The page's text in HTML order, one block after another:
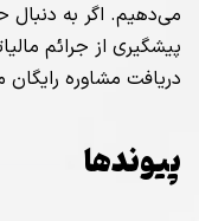
می‌دهیم. اگر به دنبال
پیشگیری از جرائم
دریافت مشاوره
پیوندها